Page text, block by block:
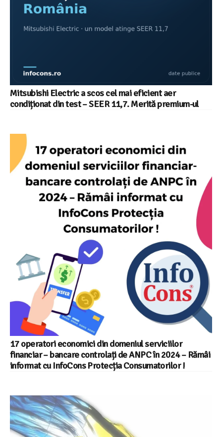
Mitsubishi Electric a scos cel mai eficient aer
condiționat din test – SEER 11,7. Merită premium-ul
17 operatori economici din domeniul serviciilor
financiar – bancare controlați de ANPC în 2024 – Rămâi
informat cu InfoCons Protecția Consumatorilor !